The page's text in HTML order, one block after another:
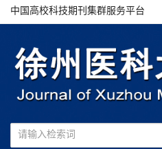
中国高校科技期刊集群服务平台